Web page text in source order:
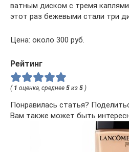
ватным диском с тремя
этот раз бежевыми стали три
Цена: около 300 руб.
Рейтинг
( 1 оценка, среднее 5 из 5 )
Понравилась статья?
Вам также может быть